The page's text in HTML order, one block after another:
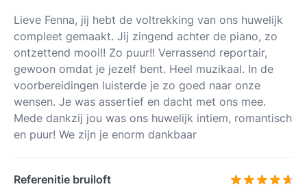
Lieve Fenna, jij hebt de voltrekking van ons huwelijk
compleet gemaakt. Jij zingend achter de piano, zo
ontzettend mooi!! Zo puur!! Verrassend reportair,
gewoon omdat je jezelf bent. Heel muzikaal. In de
voorbereidingen luisterde je zo goed naar onze
wensen. Je was assertief en dacht met ons mee.
Mede dankzij jou was ons huwelijk intiem, romantisch
en puur! We zijn je enorm dankbaar
Referenitie bruiloft